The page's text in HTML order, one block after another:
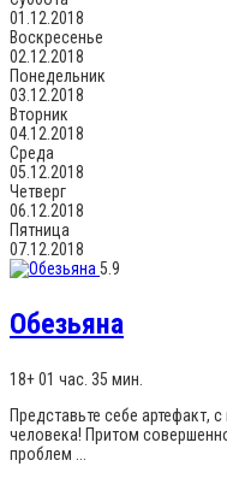
01.12.2018
Воскресенье
02.12.2018
Понедельник
03.12.2018
Вторник
04.12.2018
Среда
05.12.2018
Четверг
06.12.2018
Пятница
07.12.2018
5.9
Обезьяна
18+01 час. 35 мин.
Представьте себе
человека! Притом
проблем ...